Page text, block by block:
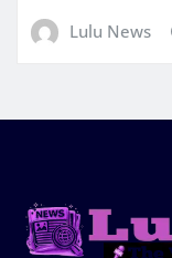
Lulu News